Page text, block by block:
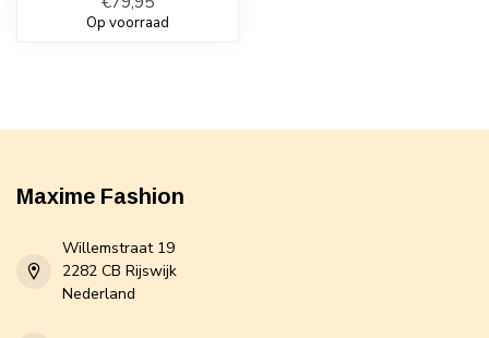
Op voorraad
Maxime Fashion
Willemstraat 19
2282 CB Rijswijk
Nederland